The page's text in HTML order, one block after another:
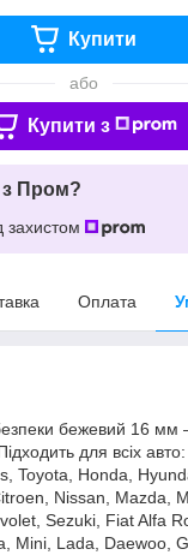
Купити
або
Купити з
з Пром?
захистом
Оплата
бежевий 16 мм
для всіх
Toyota, Honda,
Nissan, Mazda,
Sezuki, Fiat Alfa
Mini, Lada, Daewoo,